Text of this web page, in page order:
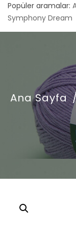
Popüler aramalar:
Symphony Dream
Ana Sayfa